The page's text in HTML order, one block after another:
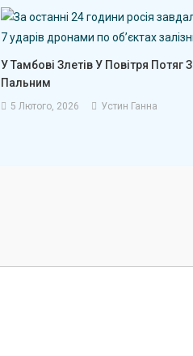
У Тамбові Злетів У Повітря Потяг З
Пальним
5 Лютого, 2026 Устин Ганна